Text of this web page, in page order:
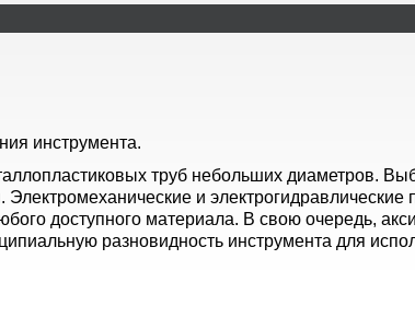
инструмента.
труб небольших диаметров.
и
доступного материала. В свою очередь,
разновидность инструмента для